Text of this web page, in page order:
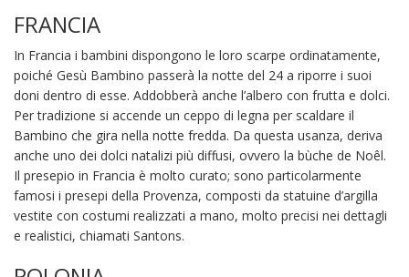
FRANCIA
In Francia i bambini dispongono le loro scarpe ordinatamente,
poiché Gesù Bambino passerà la notte del 24 a riporre i suoi
doni dentro di esse. Addobberà anche l’albero con frutta e dolci.
Per tradizione si accende un ceppo di legna per scaldare il
Bambino che gira nella notte fredda. Da questa usanza, deriva
anche uno dei dolci natalizi più diffusi, ovvero la bùche de Noêl.
Il presepio in Francia è molto curato; sono particolarmente
famosi i presepi della Provenza, composti da statuine d’argilla
vestite con costumi realizzati a mano, molto precisi nei dettagli
e realistici, chiamati Santons.